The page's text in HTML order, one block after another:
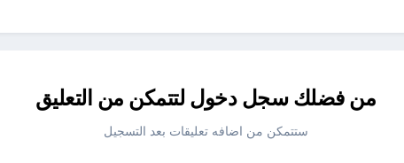
من فضلك سجل دخول لتتمكن من التعليق
ستتمكن من اضافه تعليقات بعد التسجيل